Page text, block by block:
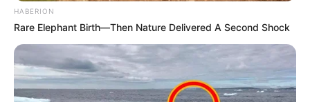
születése után.
HABERION
Rare Elephant Birth—Then Nature Delivered A Second Shock